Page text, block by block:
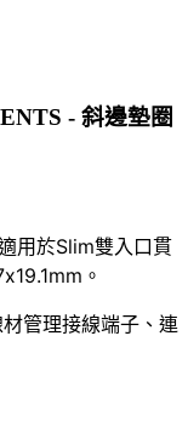
- 斜邊墊圈
用於Slim雙入口貫
。
管理接線端子、連